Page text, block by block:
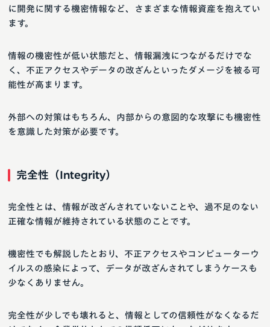
に開発に関する機密情報など、さまざまな情報資産を抱えてい
ます。
情報の機密性が低い状態だと、情報漏洩につながるだけでな
く、不正アクセスやデータの改ざんといったダメージを被る可
能性が高まります。
外部への対策はもちろん、内部からの意図的な攻撃にも機密性
を意識した対策が必要です。
完全性（Integrity）
完全性とは、情報が改ざんされていないことや、過不足のない
正確な情報が維持されている状態のことです。
機密性でも解説したとおり、不正アクセスやコンピューターウ
イルスの感染によって、データが改ざんされてしまうケースも
少なくありません。
完全性が少しでも壊れると、情報としての信頼性がなくなるだ